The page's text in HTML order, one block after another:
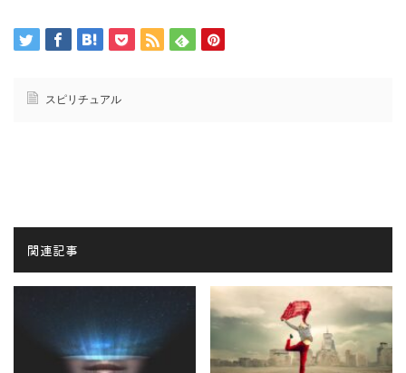
スピリチュアル
関連記事